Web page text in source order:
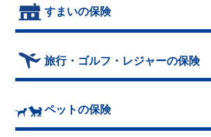
すまいの保険
旅行・ゴルフ・レジャーの保険
ペットの保険